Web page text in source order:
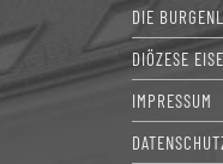
DIE
DIÖZESE
IMPRESSUM